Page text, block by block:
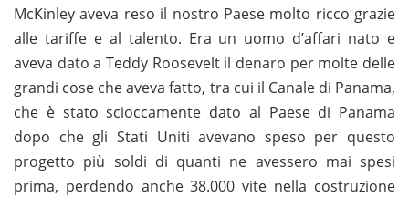
McKinley aveva reso il nostro Paese molto ricco grazie
alle tariffe e al talento. Era un uomo d’affari nato e
aveva dato a Teddy Roosevelt il denaro per molte delle
grandi cose che aveva fatto, tra cui il Canale di Panama,
che è stato scioccamente dato al Paese di Panama
dopo che gli Stati Uniti avevano speso per questo
progetto più soldi di quanti ne avessero mai spesi
prima, perdendo anche 38.000 vite nella costruzione